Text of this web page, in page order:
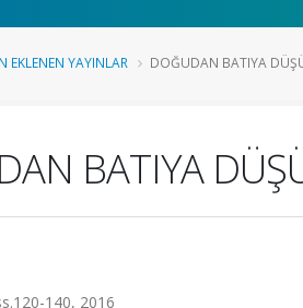
EKLENEN YAYINLAR DOĞUDAN BATIYA
BATIYA
140, 2016